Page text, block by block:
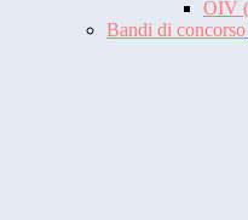
OIV
Bandi di concorso